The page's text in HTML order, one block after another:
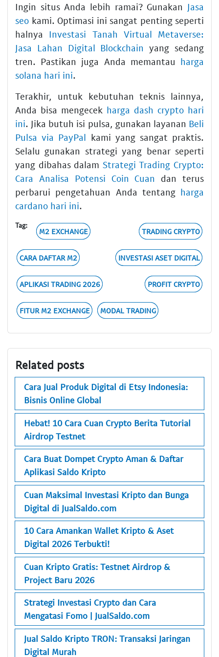
Ingin situs Anda lebih ramai? Gunakan Jasa
seo kami. Optimasi ini sangat penting seperti
halnya Investasi Tanah Virtual Metaverse:
Jasa Lahan Digital Blockchain yang sedang
tren. Pastikan juga Anda memantau harga
solana hari ini.
Terakhir, untuk kebutuhan teknis lainnya,
Anda bisa mengecek harga dash crypto hari
ini. Jika butuh isi pulsa, gunakan layanan Beli
Pulsa via PayPal kami yang sangat praktis.
Selalu gunakan strategi yang benar seperti
yang dibahas dalam Strategi Trading Crypto:
Cara Analisa Potensi Coin Cuan
dan terus
perbarui pengetahuan Anda tentang harga
cardano hari ini.
Tag:
M2 EXCHANGE TRADING CRYPTO
CARA DAFTAR M2 INVESTASI ASET DIGITAL
APLIKASI TRADING 2026 PROFIT CRYPTO
FITUR M2 EXCHANGE MODAL TRADING
Related posts
Cara Jual Produk Digital di Etsy Indonesia:
Bisnis Online Global
Hebat! 10 Cara Cuan Crypto Berita Tutorial
Airdrop Testnet
Cara Buat Dompet Crypto Aman & Daftar
Aplikasi Saldo Kripto
Cuan Maksimal Investasi Kripto dan Bunga
Digital di JualSaldo.com
10 Cara Amankan Wallet Kripto & Aset
Digital 2026 Terbukti!
Cuan Kripto Gratis: Testnet Airdrop &
Project Baru 2026
Strategi Investasi Crypto dan Cara
Mengatasi Fomo | JualSaldo.com
Jual Saldo Kripto TRON: Transaksi Jaringan
Digital Murah